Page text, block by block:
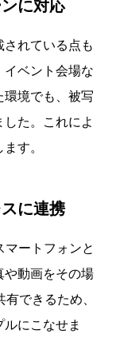
に対応
れている点も
イベント会場な
環境でも、被写
た。これによ
す。
に連携
ートフォンと
や動画をその場
できるため、
にこなせま